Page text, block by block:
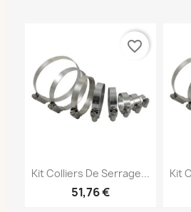
Kit Colliers De Serrage...
51,76 €
favorite_border
Kit